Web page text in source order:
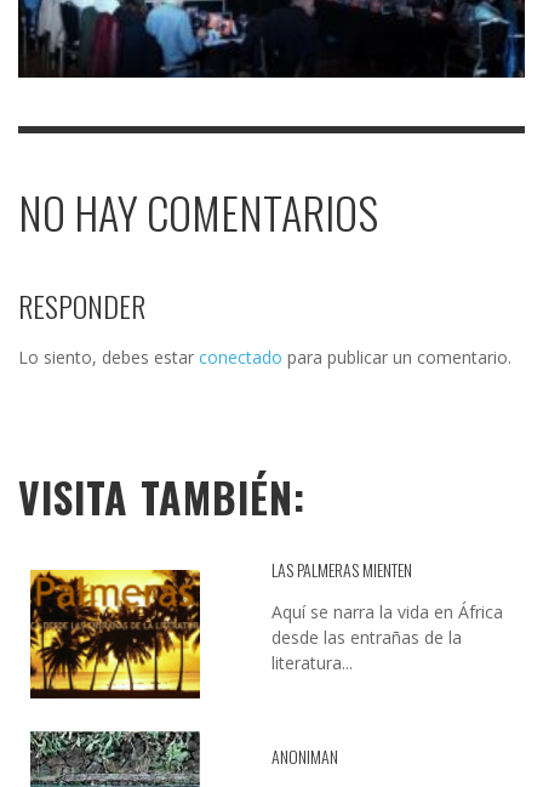
NO HAY COMENTARIOS
RESPONDER
Lo siento, debes estar conectado para publicar un comentario.
VISITA TAMBIÉN:
LAS PALMERAS MIENTEN
Aquí se narra la vida en África
desde las entrañas de la
literatura...
ANONIMAN